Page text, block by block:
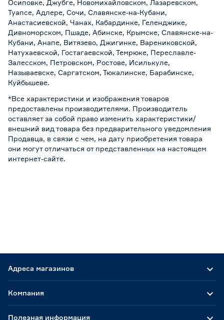
Осиповке, Джубге, Новомихайловском, Лазаревском,
Туапсе, Адлере, Сочи, Славянске-на-Кубани,
Анастасиевской, Чанах, Кабардинке, Геленджике,
Дивноморском, Пшаде, Абинске, Крымске, Славянске-на-
Кубани, Анапе, Витязево, Джигинке, Варениковской,
Натухаевской, Гостагаевской, Темрюке, Переславле-
Залесском, Петровском, Ростове, Исилькуле,
Называевске, Саргатском, Тюкалинске, Барабинске,
Куйбышеве.
*Все характеристики и изображения товаров
предоставлены производителями. Производитель
оставляет за собой право изменить характеристики/
внешний вид товара без предварительного уведомления
Продавца, в связи с чем, на дату приобретения товара
они могут отличаться от представленных на настоящем
интернет-сайте.
Адреса магазинов
Компания
Полезная информация